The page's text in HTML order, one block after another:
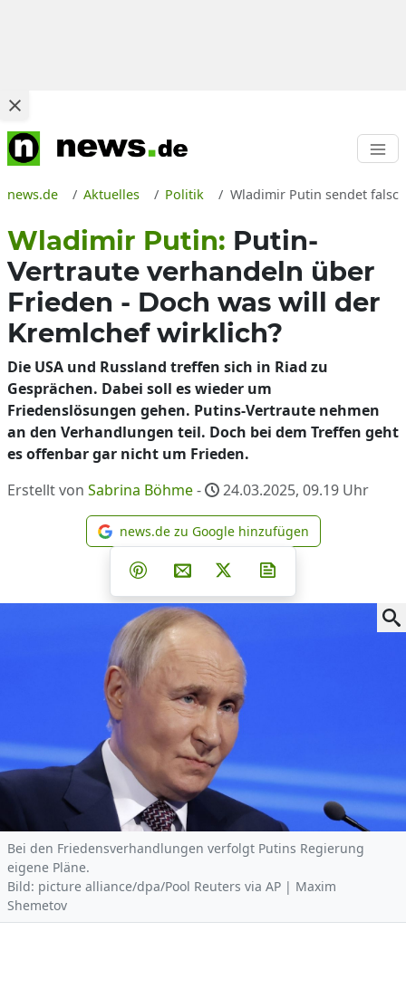
news.de Aktuelles Politik Wladimir Putin sendet
Wladimir Putin: Putin-
Vertraute verhandeln über
Frieden - Doch was will der
Kremlchef wirklich?
Die USA und Russland treffen sich in Riad zu
Gesprächen. Dabei soll es wieder um
Friedenslösungen gehen. Putins-Vertraute nehmen
an den Verhandlungen teil. Doch bei dem Treffen geht
es offenbar gar nicht um Frieden.
Erstellt von Sabrina Böhme- 24.03.2025, 09.19 Uhr
news.de zu Google
news.de zu Google hinzufügen
Teilen auf Facebook
Teilen auf Whatsapp
Teilen auf Telegram
Teilen auf Pinterest
Per E-Mail teilen
Post auf X
Bei den Friedensverhandlungen verfolgt Putins Regierung
eigene Pläne.
Bild: picture alliance/dpa/Pool Reuters via AP | Maxim
Shemetov